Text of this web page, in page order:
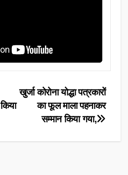
खुर्जा कोरोना योद्धा पत्रकारों
का फूल माला पहनाकर
सम्मान किया गया,